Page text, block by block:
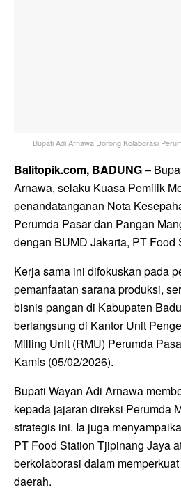
Bupati Adi Arnawa Dorong Kolaborasi
Balitopik.com, BADUNG–
Arnawa, selaku Kuasa Pemilik
penandatanganan Nota
Perumda Pasar dan Pangan
dengan BUMD Jakarta, PT Food
Kerja sama ini difokuskan pada
pemanfaatan sarana produksi,
bisnis pangan di Kabupaten
berlangsung di Kantor Unit
Milling Unit (RMU) Perumda
Kamis (05/02/2026).
Bupati Wayan Adi Arnawa
kepada jajaran direksi Perumda
strategis ini. Ia juga
PT Food Station Tjipinang Jaya
berkolaborasi dalam
daerah.